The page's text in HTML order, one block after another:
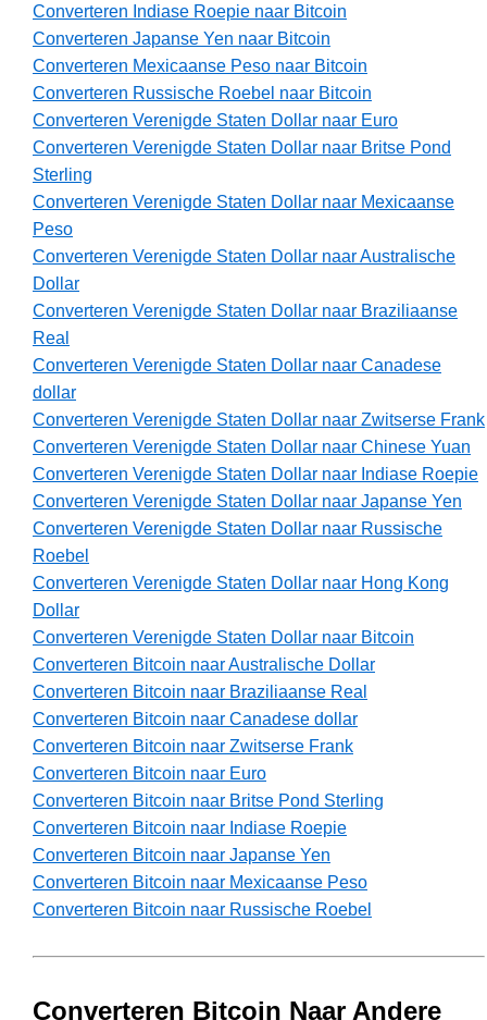
Converteren Indiase Roepie naar Bitcoin
Converteren Japanse Yen naar Bitcoin
Converteren Mexicaanse Peso naar Bitcoin
Converteren Russische Roebel naar Bitcoin
Converteren Verenigde Staten Dollar naar Euro
Converteren Verenigde Staten Dollar naar Britse Pond
Sterling
Converteren Verenigde Staten Dollar naar Mexicaanse
Peso
Converteren Verenigde Staten Dollar naar Australische
Dollar
Converteren Verenigde Staten Dollar naar Braziliaanse
Real
Converteren Verenigde Staten Dollar naar Canadese
dollar
Converteren Verenigde Staten Dollar naar Zwitserse Frank
Converteren Verenigde Staten Dollar naar Chinese Yuan
Converteren Verenigde Staten Dollar naar Indiase Roepie
Converteren Verenigde Staten Dollar naar Japanse Yen
Converteren Verenigde Staten Dollar naar Russische
Roebel
Converteren Verenigde Staten Dollar naar Hong Kong
Dollar
Converteren Verenigde Staten Dollar naar Bitcoin
Converteren Bitcoin naar Australische Dollar
Converteren Bitcoin naar Braziliaanse Real
Converteren Bitcoin naar Canadese dollar
Converteren Bitcoin naar Zwitserse Frank
Converteren Bitcoin naar Euro
Converteren Bitcoin naar Britse Pond Sterling
Converteren Bitcoin naar Indiase Roepie
Converteren Bitcoin naar Japanse Yen
Converteren Bitcoin naar Mexicaanse Peso
Converteren Bitcoin naar Russische Roebel
Converteren Bitcoin Naar Andere